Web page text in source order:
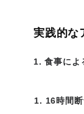
実践的な
1. 食事によ
16時間